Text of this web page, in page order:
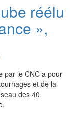
réélu
»,
par le CNC a pour
et de la
des 40